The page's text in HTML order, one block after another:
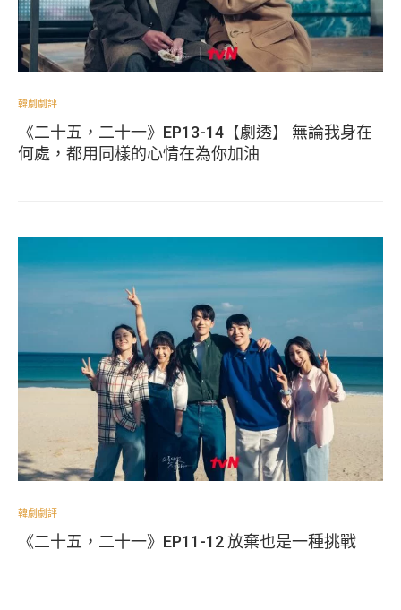
韓劇劇評
《二十五，二十一》EP13-14【劇透】 無論我身在
何處，都用同樣的心情在為你加油
韓劇劇評
《二十五，二十一》EP11-12 放棄也是一種挑戰